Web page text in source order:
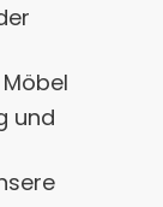
und